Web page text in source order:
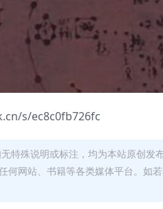
s/ec8c0fb726fc
特殊说明或标注，均为本站原创
何网站、书籍等各类媒体平台。如